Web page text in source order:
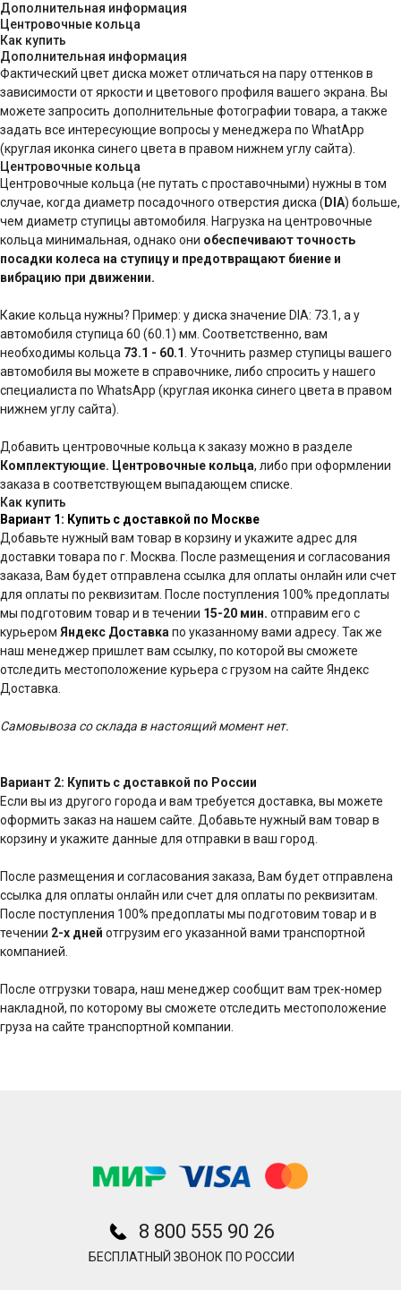
Дополнительная информация
Центровочные кольца
Как купить
Дополнительная информация
Фактический цвет диска может отличаться на пару оттенков в
зависимости от яркости и цветового профиля вашего экрана. Вы
можете запросить дополнительные фотографии товара, а также
задать все интересующие вопросы у менеджера по WhatApp
(круглая иконка синего цвета в правом нижнем углу сайта).
Центровочные кольца
Центровочные кольца (не путать с проставочными) нужны в том
случае, когда диаметр посадочного отверстия диска ( DIA) больше,
чем диаметр ступицы автомобиля. Нагрузка на центровочные
кольца минимальная, однако они обеспечивают точность
посадки колеса на ступицу и предотвращают биение и
вибрацию при движении.
Какие кольца нужны? Пример: у диска значение DIA: 73.1, а у
автомобиля ступица 60 (60.1) мм. Соответственно, вам
необходимы кольца 73.1 - 60.1. Уточнить размер ступицы вашего
автомобиля вы можете в справочнике, либо спросить у нашего
специалиста по WhatsApp (круглая иконка синего цвета в правом
нижнем углу сайта).
Добавить центровочные кольца к заказу можно в разделе
Комплектующие. Центровочные кольца, либо при оформлении
заказа в соответствующем выпадающем списке.
Как купить
Вариант 1: Купить с доставкой по Москве
Добавьте нужный вам товар в корзину и укажите адрес для
доставки товара по г. Москва. После размещения и согласования
заказа, Вам будет отправлена ссылка для оплаты онлайн или счет
для оплаты по реквизитам. После поступления 100% предоплаты
мы подготовим товар и в течении 15-20 мин. отправим его с
курьером Яндекс Доставкапо указанному вами адресу. Так же
наш менеджер пришлет вам ссылку, по которой вы сможете
отследить местоположение курьера с грузом на сайте Яндекс
Доставка.
Самовывоза со склада в настоящий момент нет.
Вариант 2: Купить с доставкой по России
Если вы из другого города и вам требуется доставка, вы можете
оформить заказ на нашем сайте. Добавьте нужный вам товар в
корзину и укажите данные для отправки в ваш город.
После размещения и согласования заказа, Вам будет отправлена
ссылка для оплаты онлайн или счет для оплаты по реквизитам.
После поступления 100% предоплаты мы подготовим товар и в
течении 2-х дней отгрузим его указанной вами транспортной
компанией.
После отгрузки товара, наш менеджер сообщит вам трек-номер
накладной, по которому вы сможете отследить местоположение
груза на сайте транспортной компании.
8 800 555 90 26
БЕСПЛАТНЫЙ ЗВОНОК ПО РОССИИ